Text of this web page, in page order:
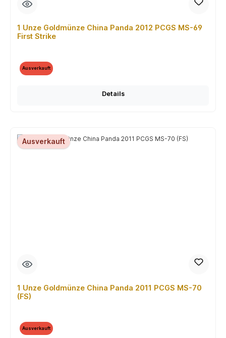
1 Unze Goldmünze China Panda 2012 PCGS MS-69
First Strike
Ausverkauft
Details
Ausverkauft
1 Unze Goldmünze China Panda 2011 PCGS MS-70
(FS)
Ausverkauft